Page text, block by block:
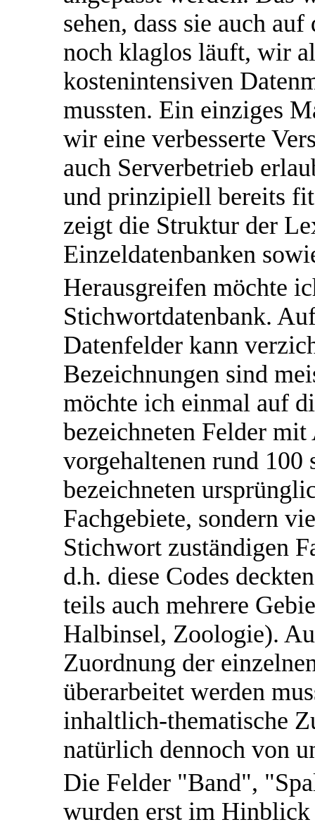
sehen, dass sie auch
noch klaglos läuft, wir
kostenintensiven
mussten. Ein einziges
wir eine verbesserte
auch Serverbetrieb
und prinzipiell bereits
zeigt die Struktur der
Einzeldatenbanken
Herausgreifen möchte
Stichwortdatenbank.
Datenfelder kann
Bezeichnungen sind
möchte ich einmal auf
bezeichneten Felder
vorgehaltenen rund 100
bezeichneten
Fachgebiete, sondern
Stichwort zuständigen
d.h. diese Codes
teils auch mehrere
Halbinsel, Zoologie).
Zuordnung der
überarbeitet werden
inhaltlich-thematische
natürlich dennoch von
Die Felder "Band",
wurden erst im